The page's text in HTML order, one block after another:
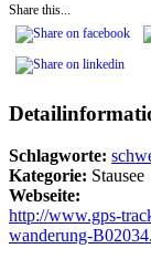
Share this...
Schlagworte:
Kategorie: Stausee
Webseite:
http://www.gps-
wanderung-